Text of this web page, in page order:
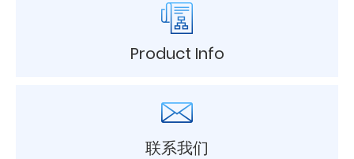
Product Info
联系我们